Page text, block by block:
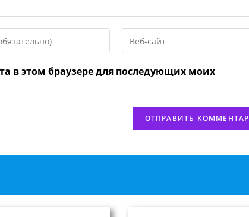
URL
веб-
в этом браузере для последующих моих